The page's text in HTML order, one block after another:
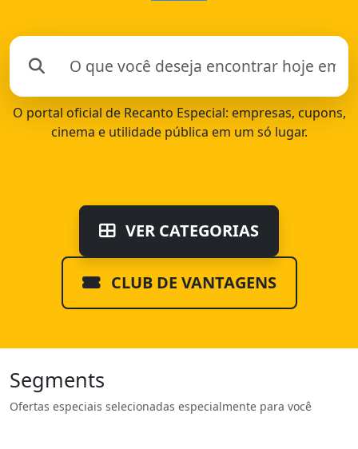
O portal oficial de Recanto Especial: empresas, cupons,
cinema e utilidade pública em um só lugar.
VER CATEGORIAS
CLUB DE VANTAGENS
Segments
Ofertas especiais selecionadas especialmente para você